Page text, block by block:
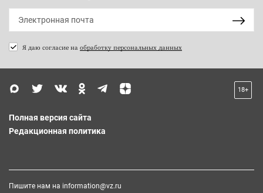
Я даю согласие на обработку персональных данных
18+
Полная версия сайта
Редакционная политика
Пишите нам на information@vz.ru